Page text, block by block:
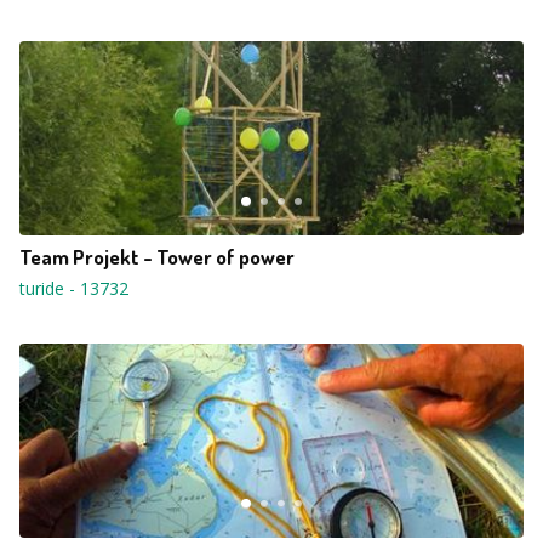
Team Projekt - Tower of power
turide - 13732